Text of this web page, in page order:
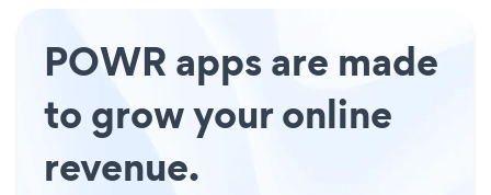
POWR apps are made
to grow your online
revenue.